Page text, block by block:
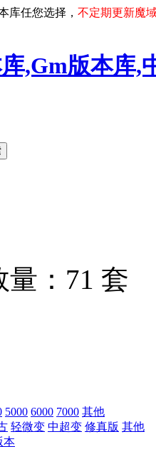
库任您选择， 不定期更新魔
,Gm版本库,
量：71 套
5000 6000 7000 其他
轻微变 中超变 修真版 其他
本